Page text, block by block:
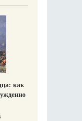
как